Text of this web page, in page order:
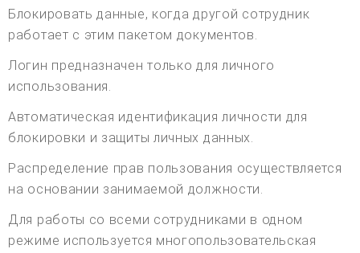
Блокировать данные, когда другой сотрудник
работает с этим пакетом документов.
Логин предназначен только для личного
использования.
Автоматическая идентификация личности для
блокировки и защиты личных данных.
Распределение прав пользования осуществляется
на основании занимаемой должности.
Для работы со всеми сотрудниками в одном
режиме используется многопользовательская